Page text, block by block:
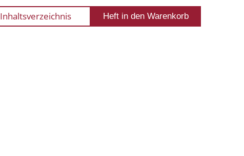
Inhaltsverzeichnis